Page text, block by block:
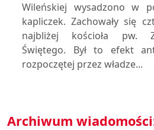
Wileńskiej wysadzono w
kapliczek. Zachowały się
najbliżej kościoła pw.
Świętego. Był to efekt
rozpoczętej przez władze...
Archiwum